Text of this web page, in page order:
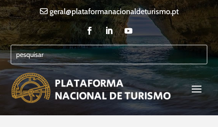
geral@plataformanacionaldeturismo.pt